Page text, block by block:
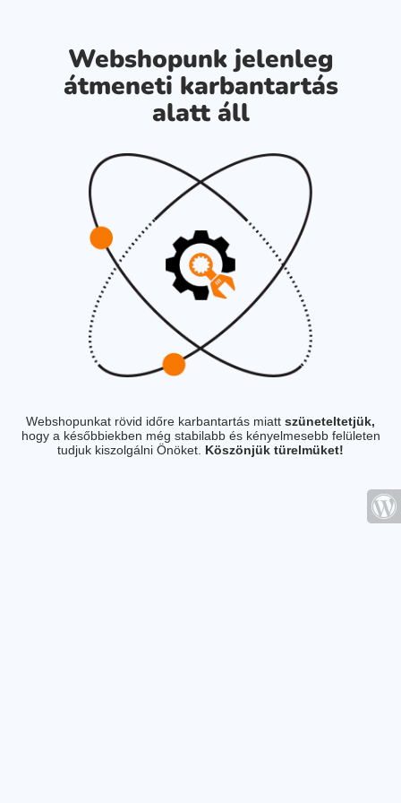
Webshopunk jelenleg
átmeneti karbantartás
alatt áll
Webshopunkat rövid időre karbantartás miatt szüneteltetjük,
hogy a későbbiekben még stabilabb és kényelmesebb felületen
tudjuk kiszolgálni Önöket. Köszönjük türelmüket!